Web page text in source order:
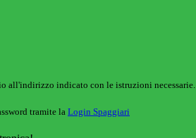
all'indirizzo indicato con le istruzioni necessarie.
tramite la Login Spaggiari